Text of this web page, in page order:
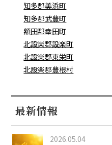
知多郡美浜町
知多郡武豊町
額田郡幸田町
北設楽郡設楽町
北設楽郡東栄町
北設楽郡豊根村
最新情報
2026.05.04